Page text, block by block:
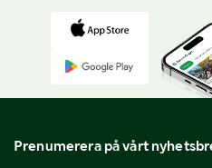
Prenumerera på vårt